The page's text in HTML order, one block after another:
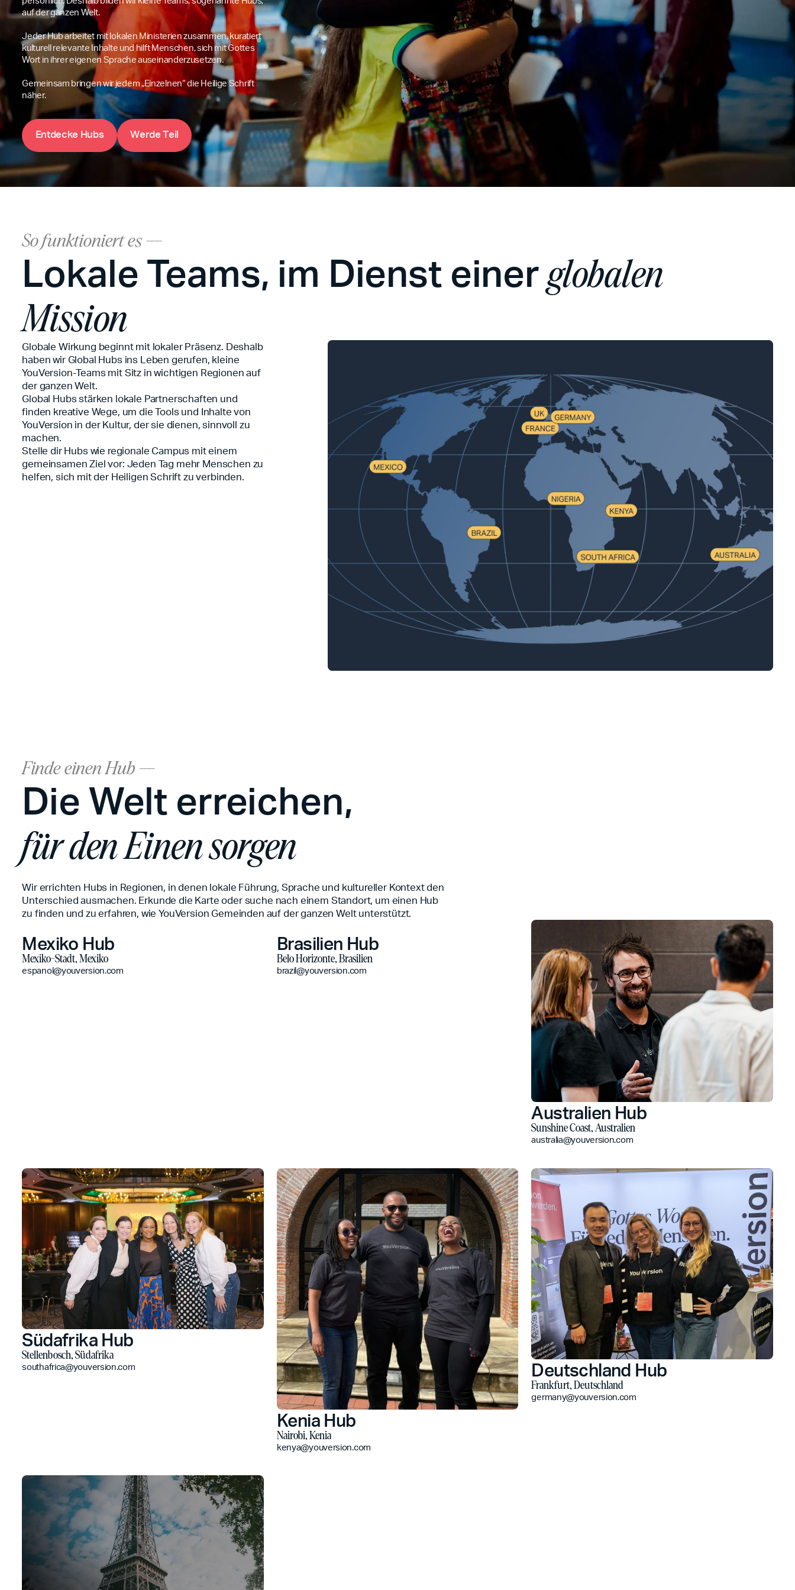
auf der ganzen Welt.
Jeder Hub arbeitet mit lokalen Ministerien zusammen, kuratiert
kulturell relevante Inhalte und hilft Menschen, sich mit Gottes
Wort in ihrer eigenen Sprache auseinanderzusetzen.
Gemeinsam bringen wir jedem „Einzelnen“ die Heilige Schrift
näher.
Entdecke Hubs Werde Teil
So funktioniert es ---
Lokale Teams, im Dienst einerglobalen
Mission
Globale Wirkung beginnt mit lokaler Präsenz. Deshalb
haben wir Global Hubs ins Leben gerufen, kleine
YouVersion-Teams mit Sitz in wichtigen Regionen auf
der ganzen Welt.
Global Hubs stärken lokale Partnerschaften und
finden kreative Wege, um die Tools und Inhalte von
YouVersion in der Kultur, der sie dienen, sinnvoll zu
machen.
Stelle dir Hubs wie regionale Campus mit einem
gemeinsamen Ziel vor: Jeden Tag mehr Menschen zu
helfen, sich mit der Heiligen Schrift zu verbinden.
Finde einen Hub ---
Die Welt erreichen,
für den Einen sorgen
Wir errichten Hubs in Regionen, in denen lokale Führung, Sprache und kultureller Kontext den
Unterschied ausmachen. Erkunde die Karte oder suche nach einem Standort, um einen Hub
zu finden und zu erfahren, wie YouVersion Gemeinden auf der ganzen Welt unterstützt.
Mexiko Hub
Mexiko-Stadt, Mexiko
espanol@youversion.com
Brasilien Hub
Belo Horizonte, Brasilien
brazil@youversion.com
Australien Hub
Sunshine Coast, Australien
australia@youversion.com
Südafrika Hub
Stellenbosch, Südafrika
southafrica@youversion.com
Kenia Hub
Nairobi, Kenia
kenya@youversion.com
Deutschland Hub
Frankfurt, Deutschland
germany@youversion.com